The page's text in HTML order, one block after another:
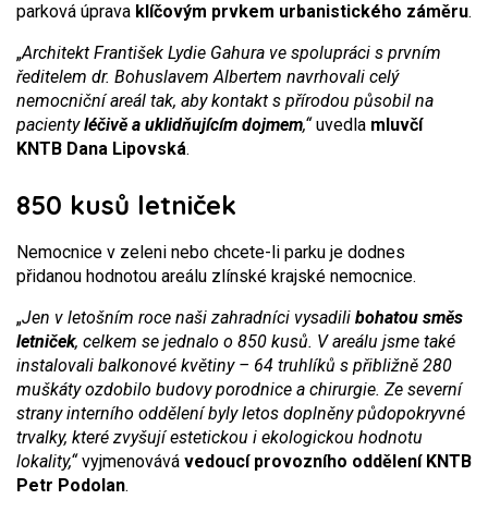
parková úprava klíčovým prvkem urbanistického záměru.
„Architekt František Lydie Gahura ve spolupráci s prvním
ředitelem dr. Bohuslavem Albertem navrhovali celý
nemocniční areál tak, aby kontakt s přírodou působil na
pacientyléčivě a uklidňujícím dojmem,“uvedla mluvčí
KNTB Dana Lipovská.
850 kusů letniček
Nemocnice v zeleni nebo chcete-li parku je dodnes
přidanou hodnotou areálu zlínské krajské nemocnice.
„Jen v letošním roce naši zahradníci vysadili bohatou směs
letniček, celkem se jednalo o 850 kusů. V areálu jsme také
instalovali balkonové květiny – 64 truhlíků s přibližně 280
muškáty ozdobilo budovy porodnice a chirurgie. Ze severní
strany interního oddělení byly letos doplněny půdopokryvné
trvalky, které zvyšují estetickou i ekologickou hodnotu
lokality,“vyjmenovává vedoucí provozního oddělení KNTB
Petr Podolan.